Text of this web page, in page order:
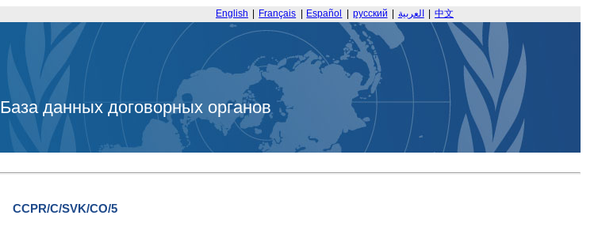
English Français Español русский العربية 中文
База данных договорных органов
CCPR/C/SVK/CO/5